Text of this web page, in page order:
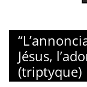
Jésus,
(triptyque)